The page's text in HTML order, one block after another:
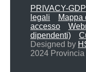
PRIVACY-
legali
Mappa
accesso
dipendenti)
Designed by
2024 Provincia